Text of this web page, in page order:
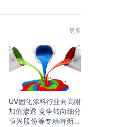
更多
UV固化涂料行业向高附
加值渗透 竞争转向细分
恒兴股份等专精特新小